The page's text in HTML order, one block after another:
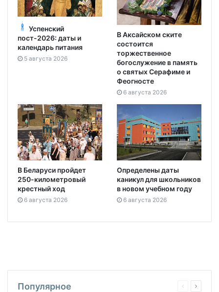
Успенский
пост-2026: даты и
календарь питания
5 августа 2026
В Аксайском ските
состоится
торжественное
богослужение в память
о святых Серафиме и
Феогносте
6 августа 2026
В Беларуси пройдет
250-километровый
крестный ход
6 августа 2026
Определены даты
каникул для школьников
в новом учебном году
6 августа 2026
Популярное